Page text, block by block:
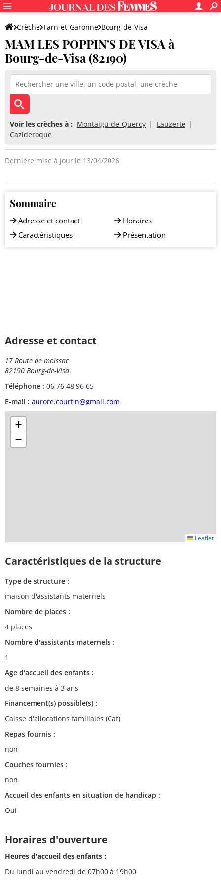
Crèche Tarn-et-Garonne Bourg-de-Visa
MAM LES POPPIN'S DE VISA
MAM LES POPPIN'S DE VISA à
Bourg-de-Visa (82190)
Voir les crèches à : Montaigu-de-Quercy
Lauzerte
Cazideroque
Dernière mise à jour le 13/04/2026
Sommaire
Adresse et contact
Caractéristiques
Horaires
Présentation
Adresse et contact
17 Route de moissac
82190 Bourg-de-Visa
Téléphone : 06 76 48 96 65
E-mail : aurore.courtin@gmail.com
+
−
Leaflet
Caractéristiques de la structure
Type de structure :
maison d'assistants maternels
Nombre de places :
4 places
Nombre d'assistants maternels :
1
Age d'accueil des enfants :
de 8 semaines à 3 ans
Financement(s) possible(s) :
Caisse d'allocations familiales (Caf)
Repas fournis :
non
Couches fournies :
non
Accueil des enfants en situation de handicap :
Oui
Horaires d'ouverture
Heures d'accueil des enfants :
Du lundi au vendredi de 07h00 à 19h00